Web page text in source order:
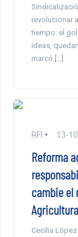
revolucionar
tiempo: el
ideas,
marcó […]
RFI 13-
Reforma
cambie el
Agricultura
Cecilia